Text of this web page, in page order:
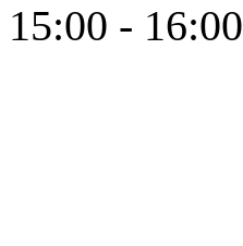
15:00 - 16:00